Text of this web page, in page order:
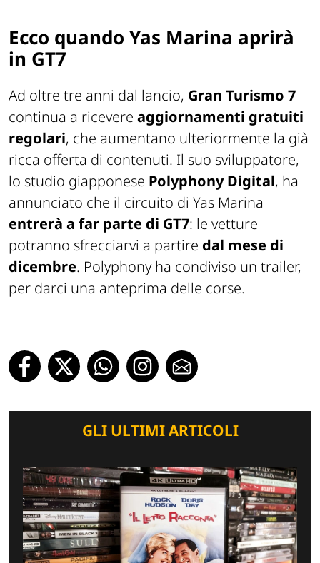
Ecco quando Yas Marina aprirà
in GT7
Ad oltre tre anni dal lancio, Gran Turismo 7
continua a ricevere aggiornamenti gratuiti
regolari, che aumentano ulteriormente la già
ricca offerta di contenuti. Il suo sviluppatore,
lo studio giapponese Polyphony Digital, ha
annunciato che il circuito di Yas Marina
entrerà a far parte di GT7: le vetture
potranno sfrecciarvi a partire dal mese di
dicembre. Polyphony ha condiviso un trailer,
per darci una anteprima delle corse.
GLI ULTIMI ARTICOLI